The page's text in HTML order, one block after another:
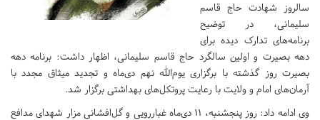
سالروز شهادت حاج قاسم
سلیمانی، در توضیح
برنامه‌های تدارک دیده برای
دهه بصیرت و اولین سالگرد حاج قاسم سلیمانی، اظهار داشت: برنامه دهه
بصیرت روز گذشته با برگزاری یوم‌الله نهم دی‌ماه و تجدید میثاق مجدد با
آرمان‌های امام و ولایت با رعایت پروتکل‌های بهداشتی برگزار شد.
وی ادامه داد: روز پنجشنبه، ۱۱ دی‌ماه غباررویی و گل‌افشانی مزار شهدای مدافع